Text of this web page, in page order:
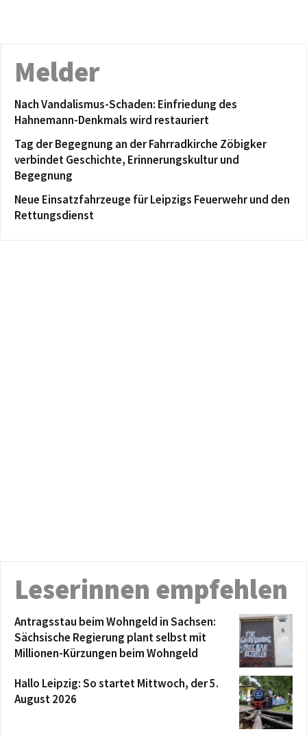
Melder
Nach Vandalismus-Schaden: Einfriedung des
Hahnemann-Denkmals wird restauriert
Tag der Begegnung an der Fahrradkirche Zöbigker
verbindet Geschichte, Erinnerungskultur und
Begegnung
Neue Einsatzfahrzeuge für Leipzigs Feuerwehr und den
Rettungsdienst
Leserinnen empfehlen
Antragsstau beim Wohngeld in Sachsen:
Sächsische Regierung plant selbst mit
Millionen-Kürzungen beim Wohngeld
Hallo Leipzig: So startet Mittwoch, der 5.
August 2026